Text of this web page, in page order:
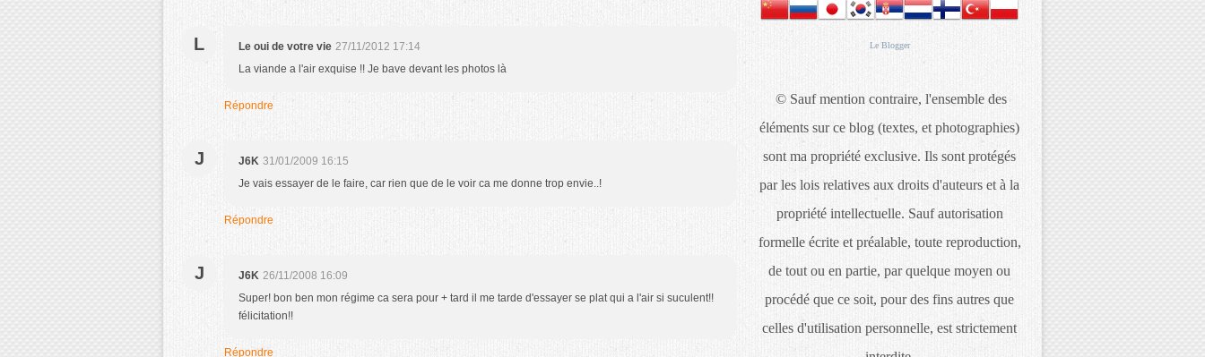
L Le oui de votre vie 27/11/2012 17:14
La viande a l'air exquise !! Je bave devant les photos là
Répondre
J J6K 31/01/2009 16:15
Je vais essayer de le faire, car rien que de le voir ca me donne trop envie..!
Répondre
J J6K 26/11/2008 16:09
Super! bon ben mon régime ca sera pour + tard il me tarde d'essayer se plat qui a l'air si suculent!!
félicitation!!
Répondre
Le Blogger
© Sauf mention contraire, l'ensemble des
éléments sur ce blog (textes, et photographies)
sont ma propriété exclusive. Ils sont protégés
par les lois relatives aux droits d'auteurs et à la
propriété intellectuelle. Sauf autorisation
formelle écrite et préalable, toute reproduction,
de tout ou en partie, par quelque moyen ou
procédé que ce soit, pour des fins autres que
celles d'utilisation personnelle, est strictement